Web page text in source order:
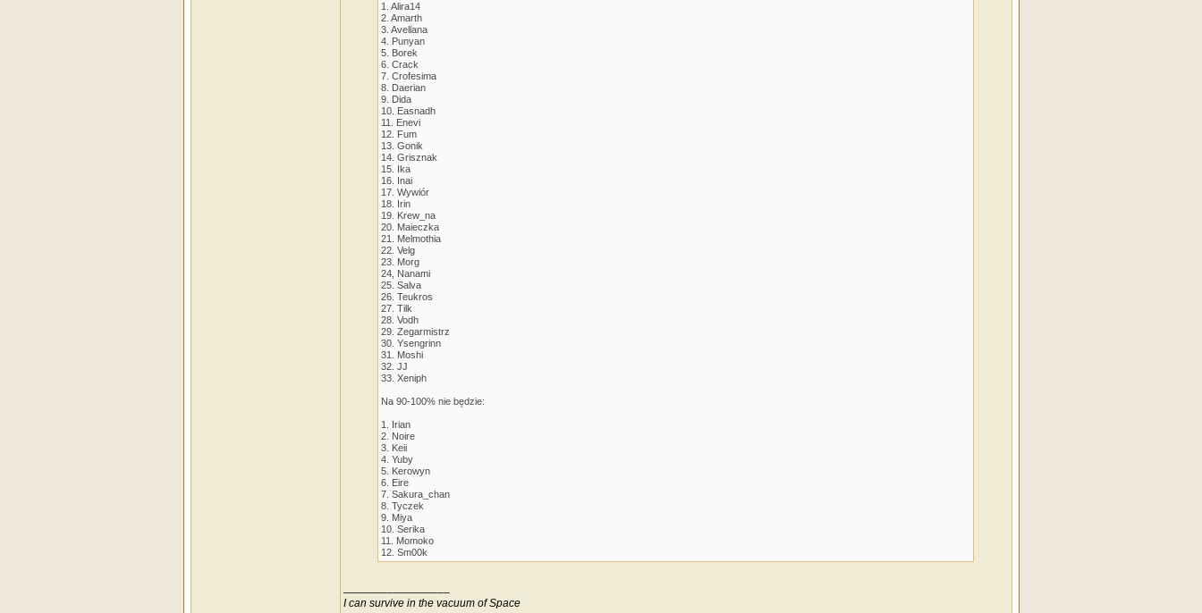
1. Alira14
2. Amarth
3. Avellana
4. Punyan
5. Borek
6. Crack
7. Crofesima
8. Daerian
9. Dida
10. Easnadh
11. Enevi
12. Fum
13. Gonik
14. Grisznak
15. Ika
16. Inai
17. Wywiór
18. Irin
19. Krew_na
20. Maieczka
21. Melmothia
22. Velg
23. Morg
24, Nanami
25. Salva
26. Teukros
27. Tilk
28. Vodh
29. Zegarmistrz
30. Ysengrinn
31. Moshi
32. JJ
33. Xeniph
Na 90-100% nie będzie:
1. Irian
2. Noire
3. Keii
4. Yuby
5. Kerowyn
6. Eire
7. Sakura_chan
8. Tyczek
9. Miya
10. Serika
11. Momoko
12. Sm00k
I can survive in the vacuum of Space